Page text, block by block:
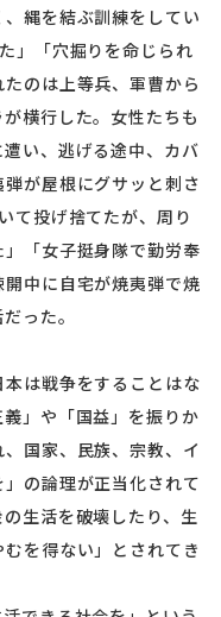
縄を結ぶ訓練をしてい
」「穴掘りを命じられ
のは上等兵、軍曹から
横行した。女性たちも
遭い、逃げる途中、カバ
が屋根にグサッと刺さ
て投げ捨てたが、周り
「女子挺身隊で勤労奉
中に自宅が焼夷弾で焼
った。
は戦争をすることはな
」や「国益」を振りか
国家、民族、宗教、イ
の論理が正当化されて
生活を破壊したり、生
を得ない」とされてき